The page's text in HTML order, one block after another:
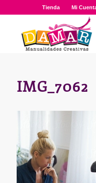
Tienda Mi
IMG_7062